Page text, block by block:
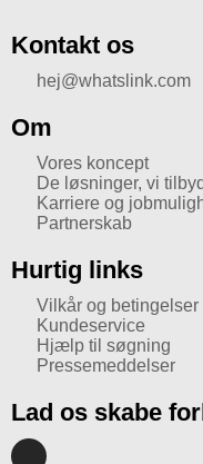
Kontakt os
hej@whatslink.com
Om
Vores koncept
De løsninger, vi
Karriere og
Partnerskab
Hurtig links
Vilkår og betingelser
Kundeservice
Hjælp til søgning
Pressemeddelser
Lad os skabe
I